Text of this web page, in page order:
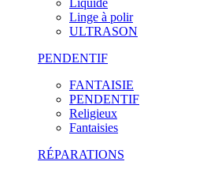
Liquide
Linge à polir
ULTRASON
PENDENTIF
FANTAISIE
PENDENTIF
Religieux
Fantaisies
RÉPARATIONS